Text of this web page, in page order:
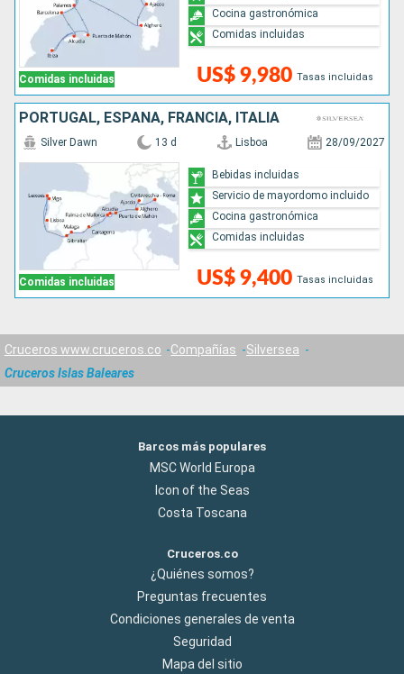
Comidas incluidas US$ 9,980 Tasas incluidas
Cocina gastronómica
Comidas incluidas
PORTUGAL, ESPAÑA, FRANCIA, ITALIA
Comidas incluidas
Silver Dawn 13 d Lisboa 28/09/2027
US$ 9,400 Tasas incluidas
Bebidas incluidas
Servicio de mayordomo incluido
Cocina gastronómica
Comidas incluidas
Cruceros www.cruceros.co Compañías
Silversea
Cruceros Islas Baleares
Barcos más populares
MSC World Europa
Icon of the Seas
Costa Toscana
Cruceros.co
¿Quiénes somos?
Preguntas frecuentes
Condiciones generales de venta
Seguridad
Mapa del sitio